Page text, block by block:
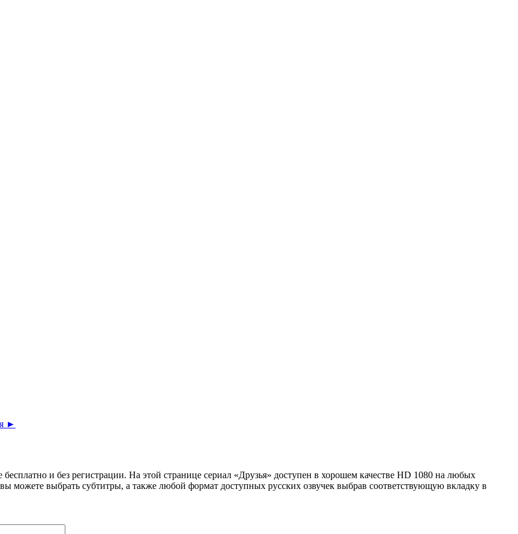
►
и без регистрации. На этой странице сериал «Друзья» доступен в хорошем качестве HD 1080 на любых
можете выбрать субтитры, а также любой формат доступных русских озвучек выбрав соответствующую вкладку в